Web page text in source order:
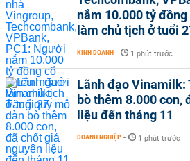
nắm 10.000 tỷ
làm chủ tịch ở tuổi
KINH DOANH - 1 phút trước
Lãnh đạo Vinamilk:
bò thêm 8.000 con,
liệu đến tháng 11
DOANH NGHIỆP - 1 phút trước